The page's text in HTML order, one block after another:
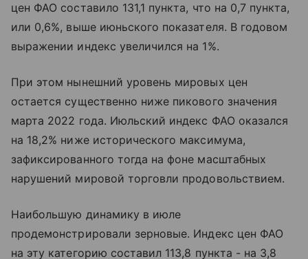
цен ФАО составило 131,1 пункта, что на 0,7 пункта,
или 0,6%, выше июньского показателя. В годовом
выражении индекс увеличился на 1%.
При этом нынешний уровень мировых цен
остается существенно ниже пикового значения
марта 2022 года. Июльский индекс ФАО оказался
на 18,2% ниже исторического максимума,
зафиксированного тогда на фоне масштабных
нарушений мировой торговли продовольствием.
Наибольшую динамику в июле
продемонстрировали зерновые. Индекс цен ФАО
на эту категорию составил 113,8 пункта - на 3,8